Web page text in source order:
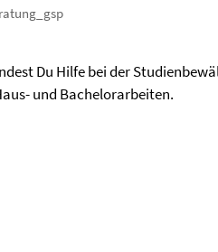
Du Hilfe bei der
und Bachelorarbeiten.